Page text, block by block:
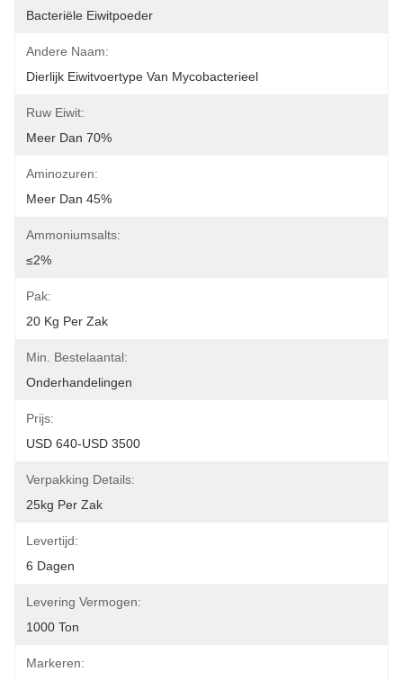
Bacteriële Eiwitpoeder
Andere Naam:
Dierlijk Eiwitvoertype Van Mycobacterieel
Ruw Eiwit:
Meer Dan 70%
Aminozuren:
Meer Dan 45%
Ammoniumsalts:
≤2%
Pak:
20 Kg Per Zak
Min. Bestelaantal:
Onderhandelingen
Prijs:
USD 640-USD 3500
Verpakking Details:
25kg Per Zak
Levertijd:
6 Dagen
Levering Vermogen:
1000 Ton
Markeren: